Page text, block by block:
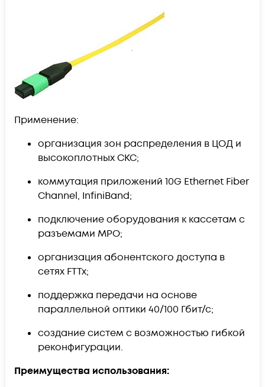
Применение:
организация зон распределения в ЦОД и
высокоплотных СКС;
коммутация приложений 10G Ethernet Fiber
Channel, InfiniBand;
подключение оборудования к кассетам с
разъемами MPO;
организация абонентского доступа в
сетях FTTx;
поддержка передачи на основе
параллельной оптики 40/100 Гбит/с;
создание систем с возможностью гибкой
реконфигурации.
Преимущества использования: